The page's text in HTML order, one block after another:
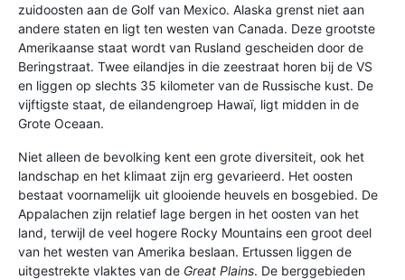
zuidoosten aan de Golf van Mexico. Alaska grenst niet aan
andere staten en ligt ten westen van Canada. Deze grootste
Amerikaanse staat wordt van Rusland gescheiden door de
Beringstraat. Twee eilandjes in die zeestraat horen bij de VS
en liggen op slechts 35 kilometer van de Russische kust. De
vijftigste staat, de eilandengroep Hawaï, ligt midden in de
Grote Oceaan.
Niet alleen de bevolking kent een grote diversiteit, ook het
landschap en het klimaat zijn erg gevarieerd. Het oosten
bestaat voornamelijk uit glooiende heuvels en bosgebied. De
Appalachen zijn relatief lage bergen in het oosten van het
land, terwijl de veel hogere Rocky Mountains een groot deel
van het westen van Amerika beslaan. Ertussen liggen de
uitgestrekte vlaktes van de Great Plains. De berggebieden